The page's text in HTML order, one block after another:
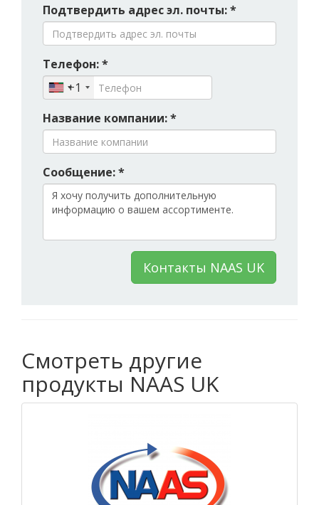
Подтвердить адрес эл. почты: *
Телефон: *
+1
Название компании: *
Сообщение: *
Контакты NAAS UK
Смотреть другие
продукты NAAS UK